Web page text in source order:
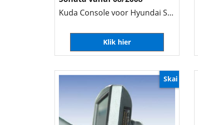
Kuda Console voor Hyundai Sonata vanaf 08/2008
Klik hier
Skai